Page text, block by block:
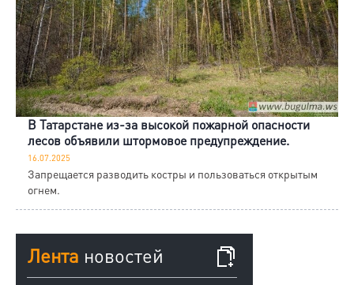
В Татарстане из-за высокой пожарной опасности
лесов объявили штормовое предупреждение.
16.07.2025
Запрещается разводить костры и пользоваться открытым
огнем.
Лента новостей